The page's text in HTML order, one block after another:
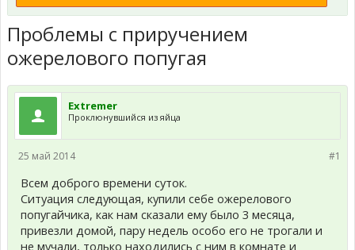
Проблемы с приручением
ожерелового попугая
Extremer
Проклюнувшийся из яйца
#1
25 май 2014
Всем доброго времени суток.
Ситуация следующая, купили себе ожерелового
попугайчика, как нам сказали ему было 3 месяца,
привезли домой, пару недель особо его не трогали и
не мучали, только находились с ним в комнате и